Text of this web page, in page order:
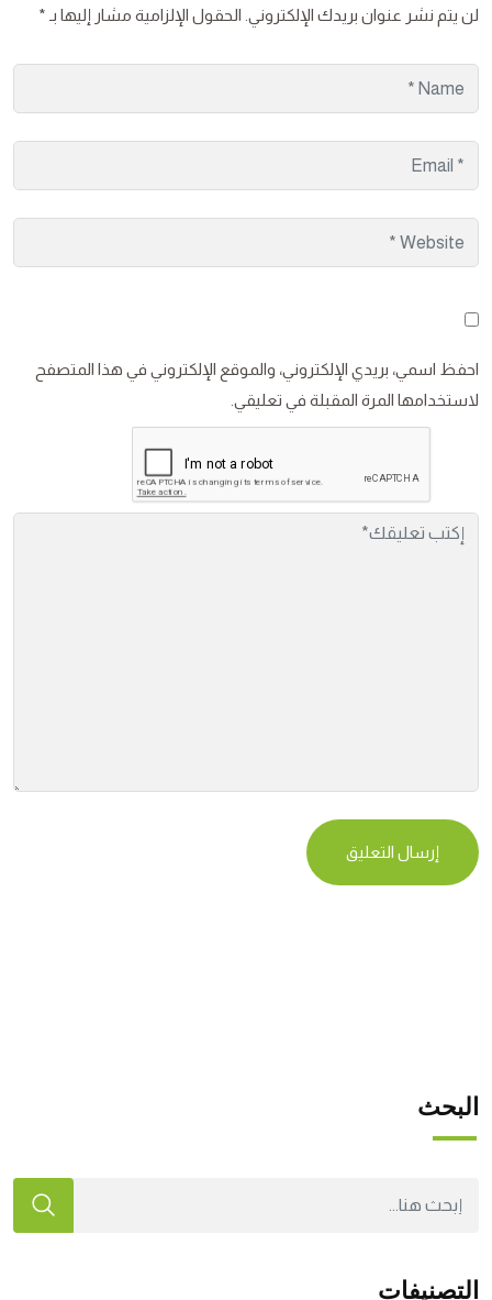
لن يتم نشر عنوان بريدك الإلكتروني. الحقول الإلزامية مشار إليها بـ *
احفظ اسمي، بريدي الإلكتروني، والموقع الإلكتروني في هذا المتصفح
لاستخدامها المرة المقبلة في تعليقي.
البحث
التصنيفات